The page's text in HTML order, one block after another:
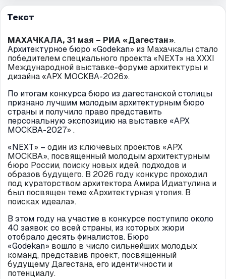
Текст
МАХАЧКАЛА, 31 мая – РИА «Дагестан».
Архитектурное бюро «Godekan» из Махачкалы стало
победителем специального проекта «NEXT» на XXXI
Международной выставке-форуме архитектуры и
дизайна «АРХ МОСКВА-2026».
По итогам конкурса бюро из дагестанской столицы
признано лучшим молодым архитектурным бюро
страны и получило право представить
персональную экспозицию на выставке «АРХ
МОСКВА-2027» .
«NEXT» – один из ключевых проектов «АРХ
МОСКВА», посвященный молодым архитектурным
бюро России, поиску новых идей, подходов и
образов будущего. В 2026 году конкурс проходил
под кураторством архитектора Амира Идиатулина и
был посвящен теме «Архитектурная утопия. В
поисках идеала».
В этом году на участие в конкурсе поступило около
40 заявок со всей страны, из которых жюри
отобрало десять финалистов. Бюро
«Godekan» вошло в число сильнейших молодых
команд, представив проект, посвященный
будущему Дагестана, его идентичности и
потенциалу.